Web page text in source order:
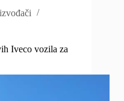
Iveco vozila za